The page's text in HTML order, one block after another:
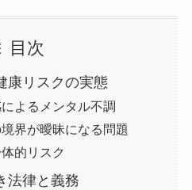
目次
康リスクの実態
よるメンタル不調
界が曖昧になる問題
的リスク
法律と義務